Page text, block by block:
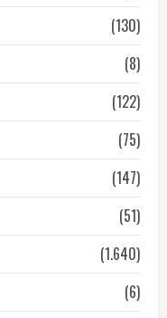
(130)
(8)
(122)
(75)
(147)
(51)
(1.640)
(6)